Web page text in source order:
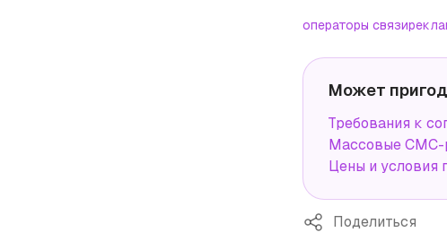
операторы связи
Может
Требования к
Массовые СМС-
Цены и условия
Поделиться